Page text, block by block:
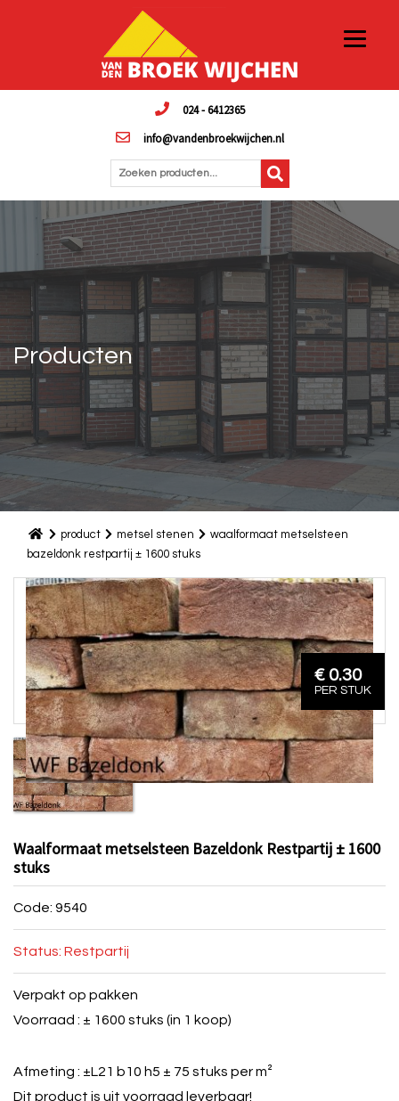
024 - 6412365
info@vandenbroekwijchen.nl
Zoeken producten...
Producten
product metsel stenen
waalformaat metselsteen
bazeldonk restpartij ± 1600 stuks
€ 0.30
PER STUK
Waalformaat metselsteen Bazeldonk Restpartij ± 1600
stuks
Code: 9540
Status: Restpartij
Verpakt op pakken
Voorraad : ± 1600 stuks (in 1 koop)
Afmeting : ±L21 b10 h5 ± 75 stuks per m²
Dit product is uit voorraad leverbaar!